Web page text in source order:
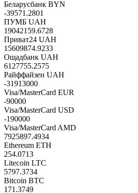
Беларусбанк BYN
-39571.2801
ПУМБ UAH
19042159.6728
Приват24 UAH
15609874.9233
Ощадбанк UAH
6127755.2575
Райффайзен UAH
-31913000
Visa/MasterCard EUR
-90000
Visa/MasterCard USD
-190000
Visa/MasterCard AMD
7925897.4934
Ethereum ETH
254.0713
Litecoin LTC
5797.3734
Bitcoin BTC
171.3749